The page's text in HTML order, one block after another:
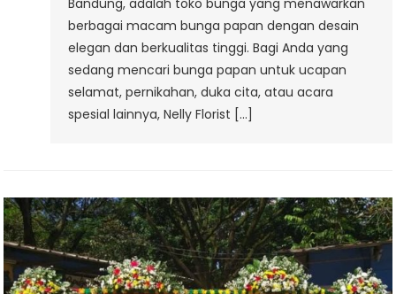
Bandung, adalah toko bunga yang menawarkan
berbagai macam bunga papan dengan desain
elegan dan berkualitas tinggi. Bagi Anda yang
sedang mencari bunga papan untuk ucapan
selamat, pernikahan, duka cita, atau acara
spesial lainnya, Nelly Florist […]